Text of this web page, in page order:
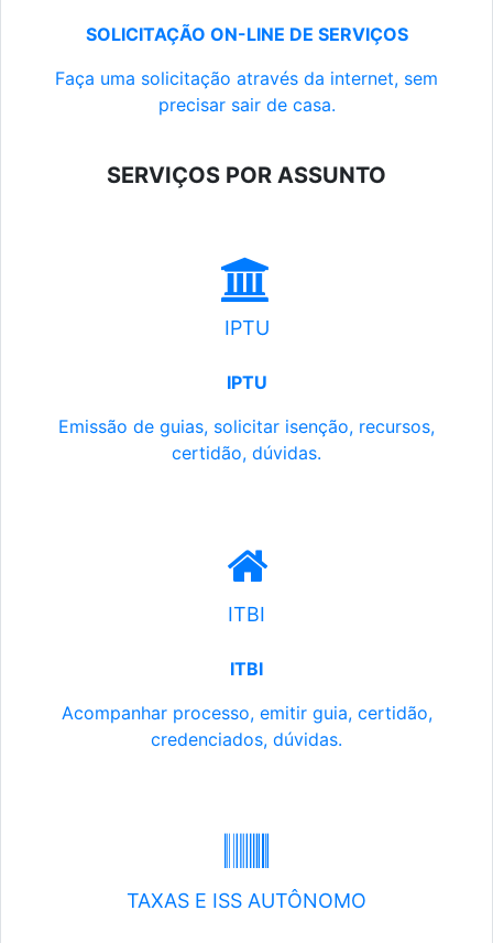
SOLICITAÇÃO ON-LINE DE SERVIÇOS
Faça uma solicitação através da internet, sem
precisar sair de casa.
SERVIÇOS POR ASSUNTO
IPTU
IPTU
Emissão de guias, solicitar isenção, recursos,
certidão, dúvidas.
ITBI
ITBI
Acompanhar processo, emitir guia, certidão,
credenciados, dúvidas.
TAXAS E ISS AUTÔNOMO